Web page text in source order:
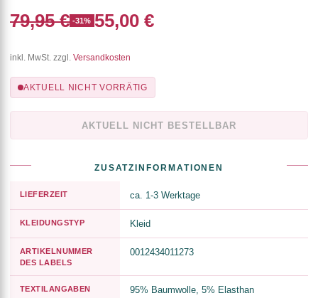
79,95 € -31% 55,00 €
inkl. MwSt. zzgl. Versandkosten
AKTUELL NICHT VORRÄTIG
AKTUELL NICHT BESTELLBAR
ZUSATZINFORMATIONEN
LIEFERZEIT ca. 1-3 Werktage
KLEIDUNGSTYP Kleid
ARTIKELNUMMER
DES LABELS
0012434011273
TEXTILANGABEN 95% Baumwolle, 5% Elasthan